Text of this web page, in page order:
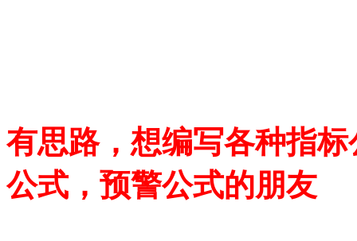
有思路，想编写各种指
公式，预警公式的朋友